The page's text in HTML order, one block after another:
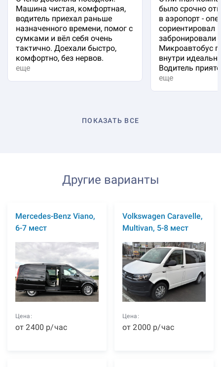
Машина чистая, комфортная,
водитель приехал раньше
назначенного времени, помог с
сумками и вёл себя очень
тактично. Доехали быстро,
комфортно, без нервов.
еще
было срочно
в аэропорт -
сориентировал и
забронировали
Микроавтобус
внутри
Водитель
еще
ПОКАЗАТЬ ВСЕ
Другие варианты
Mercedes-Benz Viano,
6-7 мест
Цена:
от2400 р/час
Volkswagen Caravelle,
Multivan, 5-8 мест
Цена:
от2000 р/час